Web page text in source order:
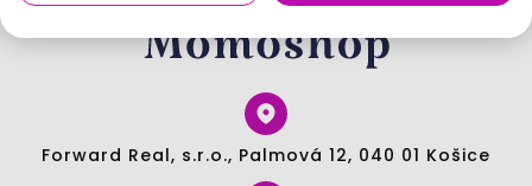
Forward Real, s.r.o., Palmová 12, 040 01 Košice